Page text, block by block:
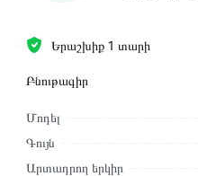
Երաշխիք 1 տարի
Բնութագիր
Մոդել
Գույն
Արտադրող երկիր